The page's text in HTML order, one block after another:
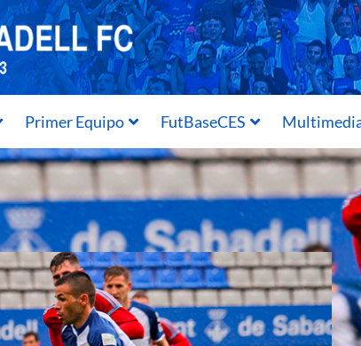
Primer Equipo FutBaseCES